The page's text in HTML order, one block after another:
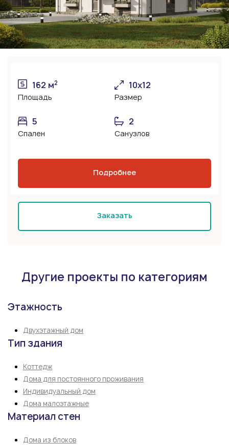
162 м2
Площадь
10x12
Размер
5
Спален
2
Санузлов
Подробнее
Заказать
Другие проекты по категориям
Этажность
Двухэтажный дом
Тип здания
Коттедж
Дома для постоянного проживания
Индивидуальный дом
Дома малоэтажные
Материал стен
Дома из блоков